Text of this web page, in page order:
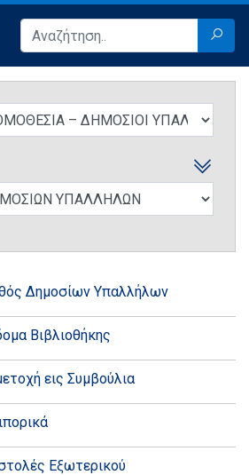
Δημοσίων Υπαλλήλων
Βιβλιοθήκης
εις Συμβούλια
Εξωτερικού